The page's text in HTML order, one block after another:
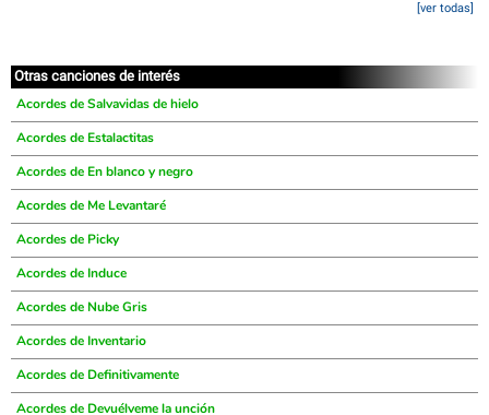
[ver todas]
Otras canciones de interés
Acordes de Salvavidas de hielo
Acordes de Estalactitas
Acordes de En blanco y negro
Acordes de Me Levantaré
Acordes de Picky
Acordes de Induce
Acordes de Nube Gris
Acordes de Inventario
Acordes de Definitivamente
Acordes de Devuélveme la unción